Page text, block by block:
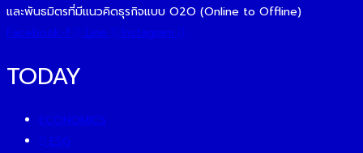
และพันธมิตรที่มีแนวคิดธุรกิจแบบ O2O (Online to Offline)
Facebook-f
Line Instagram
TODAY
ECONOMICS
ESG